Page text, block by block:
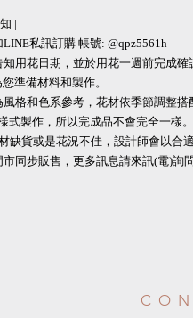
|
LINE私訊訂購 帳號: @qpz5561h
知用花日期，並於用花一週前完成確
準備材料和製作。
風格和色系參考，花材依季節調整
式製作，所以完成品不會完全一樣。
缺貨或是花況不佳，設計師會以合
市同步販售，更多訊息請來訊(電)詢